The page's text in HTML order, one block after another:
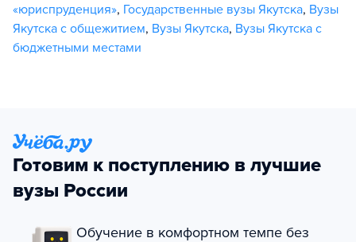
«юриспруденция», Государственные вузы Якутска, Вузы
Якутска с общежитием, Вузы Якутска, Вузы Якутска с
бюджетными местами
Готовим к поступлению в лучшие
вузы России
Обучение в комфортном темпе без